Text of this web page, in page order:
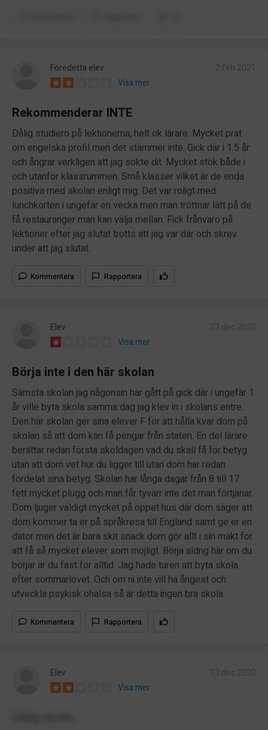
Föredetta elev
Visa mer
Rekommenderar INTE
Dålig studiero på lektionerna, helt ok lärare. Mycket prat
om engelska profil men det stämmer inte. Gick där i 1.5 år
och ångrar verkligen att jag sökte dit. Mycket stök både i
och utanför klassrummen. Små klasser vilket är de enda
positiva med skolan enligt mig. Det var roligt med
lunchkorten i ungefär en vecka men man tröttnar lätt på de
få restauranger man kan välja mellan. Fick frånvaro på
lektioner efter jag slutat trotts att jag var där och skrev
under att jag slutat.
Kommentera Rapportera
Elev
Visa mer
Börja inte i den här skolan
Sämsta skolan jag någonsin har gått på gick där i ungefär 1
år ville byta skola samma dag jag klev in i skolans entre.
Den här skolan ger sina elever F för att hålla kvar dom på
skolan så att dom kan få pengar från staten. En del lärare
berättar redan första skoldagen vad du skall få för betyg
utan att dom vet hur du ligger till utan dom har redan
fördelat sina betyg. Skolan har långa dagar från 8 till 17
fett mycket plugg och man får tyvärr inte det man förtjänar.
Dom ljuger väldigt mycket på öppet hus där dom säger att
dom kommer ta er på språkresa till England samt ge er en
dator men det är bara skit snack dom gör allt i sin makt för
att få så mycket elever som möjligt. Börja aldrig här om du
börjar är du fast för alltid. Jag hade turen att byta skola
efter sommarlovet. Och om ni inte vill ha ångest och
utveckla psykisk ohälsa så är detta ingen bra skola.
Kommentera Rapportera
Elev
Visa mer